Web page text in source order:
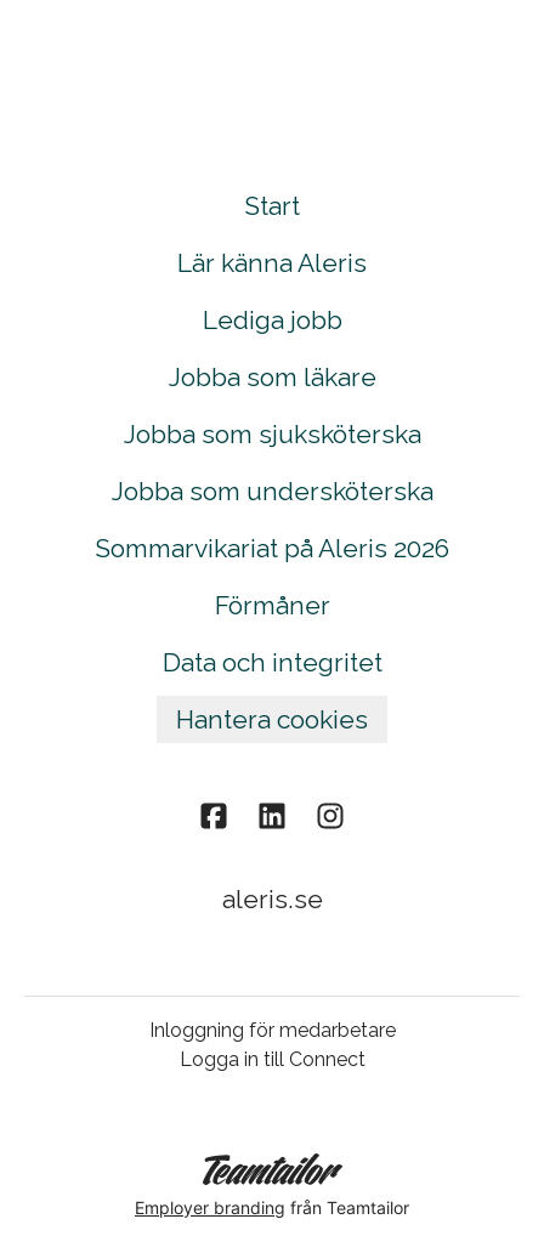
Start
Lär känna Aleris
Lediga jobb
Jobba som läkare
Jobba som sjuksköterska
Jobba som undersköterska
Sommarvikariat på Aleris 2026
Förmåner
Data och integritet
Hantera cookies
aleris.se
Inloggning för medarbetare
Logga in till Connect
Employer branding från Teamtailor